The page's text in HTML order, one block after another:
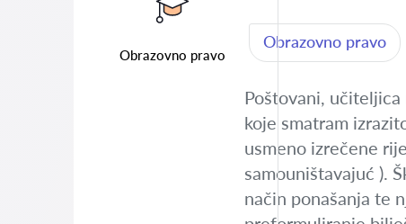
Obrazovno pravo
Obrazovno pravo
Poštovani,
koje smatram
usmeno izrečene
samouništavajuć ).
način ponašanja te